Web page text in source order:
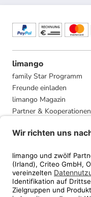
limango
family Star Programm
Freunde einladen
limango Magazin
Partner & Kooperationen
Presse